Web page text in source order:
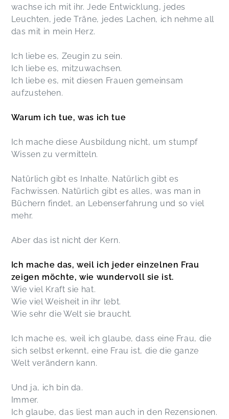
wachse ich mit ihr. Jede Entwicklung, jedes
Leuchten, jede Träne, jedes Lachen, ich nehme all
das mit in mein Herz.
Ich liebe es, Zeugin zu sein.
Ich liebe es, mitzuwachsen.
Ich liebe es, mit diesen Frauen gemeinsam
aufzustehen.
Warum ich tue, was ich tue
Ich mache diese Ausbildung nicht, um stumpf
Wissen zu vermitteln.
Natürlich gibt es Inhalte. Natürlich gibt es
Fachwissen. Natürlich gibt es alles, was man in
Büchern findet, an Lebenserfahrung und so viel
mehr.
Aber das ist nicht der Kern.
Ich mache das, weil ich jeder einzelnen Frau
zeigen möchte, wie wundervoll sie ist.
Wie viel Kraft sie hat.
Wie viel Weisheit in ihr lebt.
Wie sehr die Welt sie braucht.
Ich mache es, weil ich glaube, dass eine Frau, die
sich selbst erkennt, eine Frau ist, die die ganze
Welt verändern kann.
Und ja, ich bin da.
Immer.
Ich glaube, das liest man auch in den Rezensionen.